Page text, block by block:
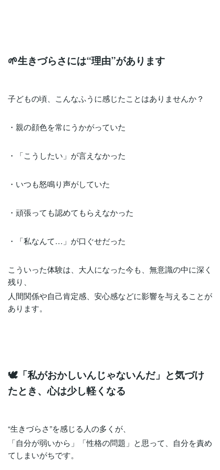
🌱生きづらさには“理由”があります
子どもの頃、こんなふうに感じたことはありませんか？
・親の顔色を常にうかがっていた
・「こうしたい」が言えなかった
・いつも怒鳴り声がしていた
・頑張っても認めてもらえなかった
・「私なんて…」が口ぐせだった
こういった体験は、大人になった今も、無意識の中に深く
残り、
人間関係や自己肯定感、安心感などに影響を与えることが
あります。
🕊️「私がおかしいんじゃないんだ」と気づけ
たとき、心は少し軽くなる
“生きづらさ”を感じる人の多くが、
「自分が弱いから」「性格の問題」と思って、自分を責め
てしまいがちです。